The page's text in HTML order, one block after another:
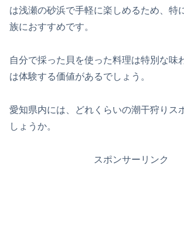
は浅瀬の砂浜で手軽に楽しめるため、特
族におすすめです。
自分で採った貝を使った料理は特別な味
は体験する価値があるでしょう。
愛知県内には、どれくらいの潮干狩りス
しょうか。
スポンサーリンク